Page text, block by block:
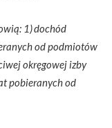
1) dochód
od podmiotów
okręgowej izby
pobieranych od